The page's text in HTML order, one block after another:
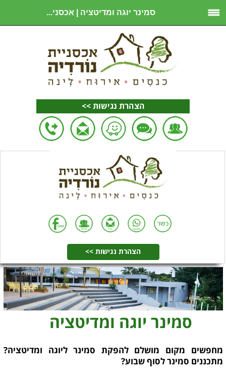
סמינר יוגה ומדיטציה | אכסני...
הצהרת נגישות >>
הצהרת נגישות >>
מחפשים מקום מושלם להפקת סמינר ליוגה ומדיטציה?
מתכננים סמינר לסוף שבוע?
סמינר יוגה ומדיטציה